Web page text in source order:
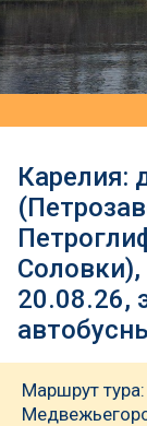
Карелия:
20.08.26,
Маршрут